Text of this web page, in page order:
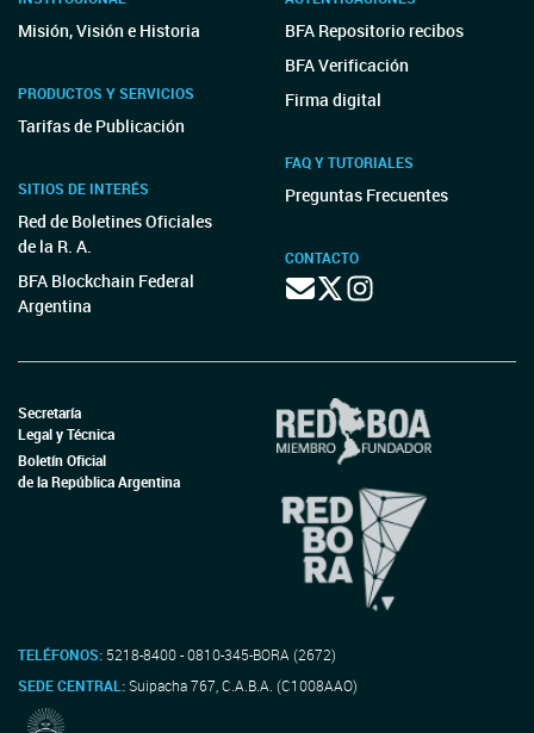
Misión, Visión e Historia
PRODUCTOS Y SERVICIOS
Tarifas de Publicación
SITIOS DE INTERÉS
Red de Boletines Oficiales
de la R. A.
BFA Blockchain Federal
Argentina
BFA Repositorio recibos
BFA Verificación
Firma digital
FAQ Y TUTORIALES
Preguntas Frecuentes
CONTACTO
Secretaría
Legal y Técnica
Boletín Oficial
de la República Argentina
TELÉFONOS: 5218-8400 - 0810-345-BORA (2672)
SEDE CENTRAL:Suipacha 767, C.A.B.A. (C1008AAO)